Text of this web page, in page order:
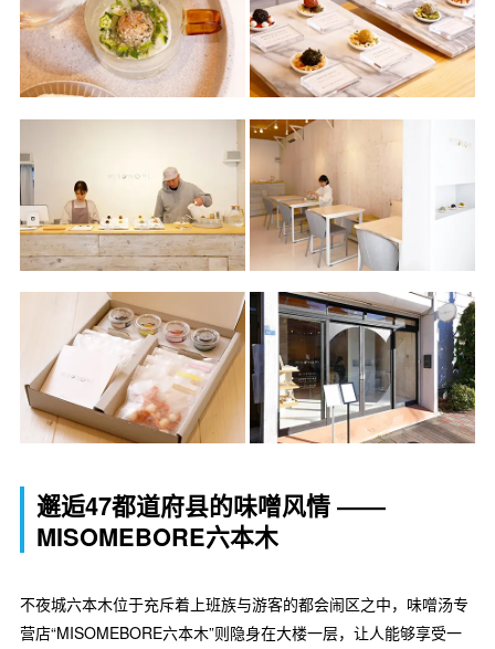
邂逅47都道府县的味噌风情 ――
MISOMEBORE六本木
不夜城六本木位于充斥着上班族与游客的都会闹区之中，味噌汤专
营店“MISOMEBORE六本木”则隐身在大楼一层，让人能够享受一